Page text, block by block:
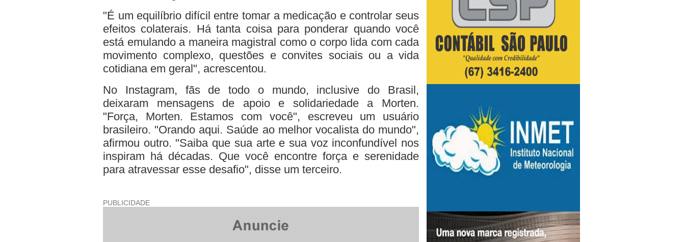
"É um equilíbrio difícil entre tomar a medicação e controlar seus
efeitos colaterais. Há tanta coisa para ponderar quando você
está emulando a maneira magistral como o corpo lida com cada
movimento complexo, questões e convites sociais ou a vida
cotidiana em geral", acrescentou.
No Instagram, fãs de todo o mundo, inclusive do Brasil,
deixaram mensagens de apoio e solidariedade a Morten.
"Força, Morten. Estamos com você", escreveu um usuário
brasileiro. "Orando aqui. Saúde ao melhor vocalista do mundo",
afirmou outro. "Saiba que sua arte e sua voz inconfundível nos
inspiram há décadas. Que você encontre força e serenidade
para atravessar esse desafio", disse um terceiro.
PUBLICIDADE